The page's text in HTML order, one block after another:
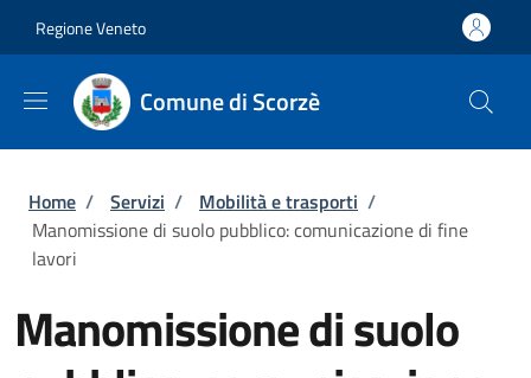
Regione Veneto
Comune di Scorzè
Briciole di pane
Home / Servizi / Mobilità e trasporti /
Manomissione di suolo pubblico: comunicazione di fine
lavori
Manomissione di suolo